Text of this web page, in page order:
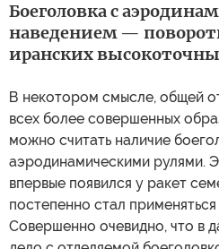
Боеголовка с
наведением —
иранских
В некотором смысле, общей
всех более совершенных
можно считать наличие
аэродинамическими рулями.
впервые появился у ракет
постепенно стал
Совершенно очевидно, что в